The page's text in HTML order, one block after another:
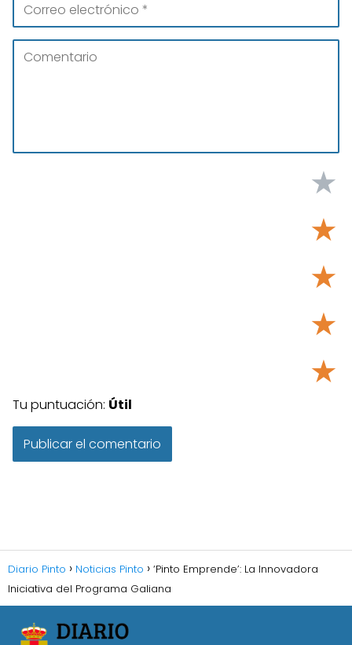
★
★
★
★
★
Tu puntuación: Útil
Diario Pinto Noticias Pinto
‘Pinto Emprende’: La Innovadora
Iniciativa del Programa Galiana